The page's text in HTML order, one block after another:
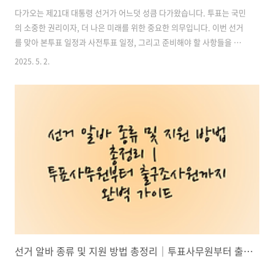
다가오는 제21대 대통령 선거가 어느덧 성큼 다가왔습니다. 투표는 국민
의 소중한 권리이자, 더 나은 미래를 위한 중요한 의무입니다. 이번 선거
를 맞아 본투표 일정과 사전투표 일정, 그리고 준비해야 할 사항들을 한
눈에 알아보기 쉽게 정리해보았습니다. 바쁜 일정 속에서 소중한 한 표를
선거 일정 정리 2. 사전투표소 찾는 방법 3. 사전투표 준비물 및 절차 4.
✔️ 본투표 일정투표일: 2025년 6월 3일 (화요일)투표 시간: 오전 6시 ~
오후 8시투표소: 주민등록 주소지 관할 지정..
2025. 5. 2.
선거 알바 종류 및 지원 방법 총정리｜투표사무원부터 출구조사원까지 완벽 가이드